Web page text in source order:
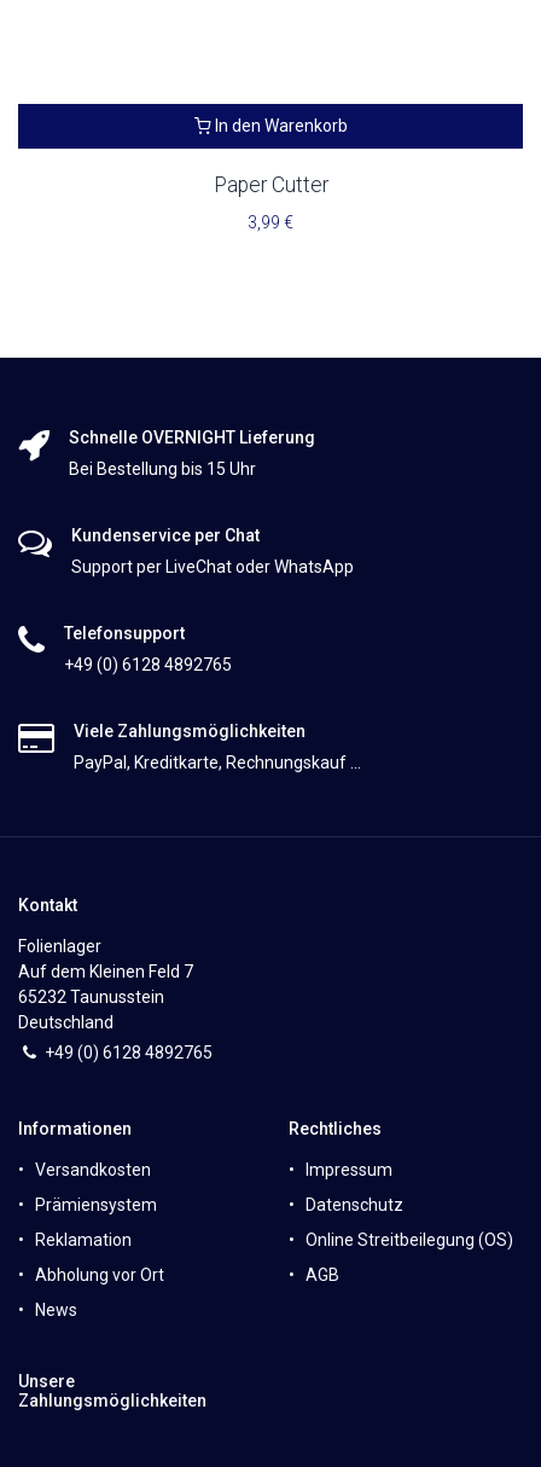
In den Warenkorb
Paper Cutter
3,99 €
Schnelle OVERNIGHT Lieferung
Bei Bestellung bis 15 Uhr
Kundenservice per Chat
Support per LiveChat oder WhatsApp
Telefonsupport
+49 (0) 6128 4892765
Viele Zahlungsmöglichkeiten
PayPal, Kreditkarte, Rechnungskauf ...
Kontakt
Folienlager
Auf dem Kleinen Feld 7
65232 Taunusstein
Deutschland
+49 (0) 6128 4892765
Informationen
Versandkosten
Prämiensystem
Reklamation
Abholung vor Ort
News
Rechtliches
Impressum
Datenschutz
Online Streitbeilegung (OS)
AGB
Unsere
Zahlungsmöglichkeiten